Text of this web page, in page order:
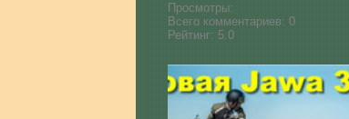
Просмотры:
Всего комментариев: 0
Рейтинг: 5.0